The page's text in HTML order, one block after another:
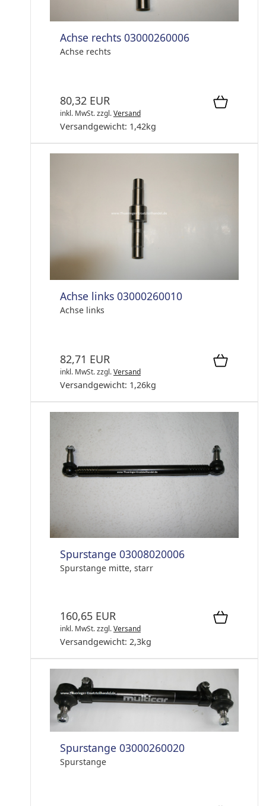
Achse rechts 03000260006
Achse rechts
80,32 EUR
inkl. MwSt.zzgl.Versand
Versandgewicht: 1,42kg
Achse links 03000260010
Achse links
82,71 EUR
inkl. MwSt.zzgl.Versand
Versandgewicht: 1,26kg
Spurstange 03008020006
Spurstange mitte, starr
160,65 EUR
inkl. MwSt.zzgl.Versand
Versandgewicht: 2,3kg
Spurstange 03000260020
Spurstange